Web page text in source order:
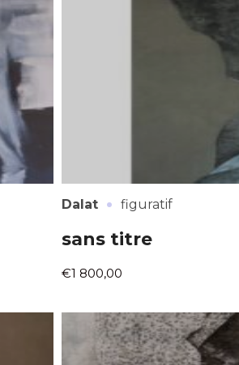
Dalat · figuratif
sans titre
€1 800,00